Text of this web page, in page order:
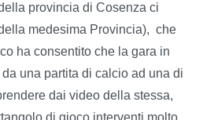
provincia di Cosenza ci
medesima Provincia), che
ha consentito che la gara in
una partita di calcio ad una di
dai video della stessa,